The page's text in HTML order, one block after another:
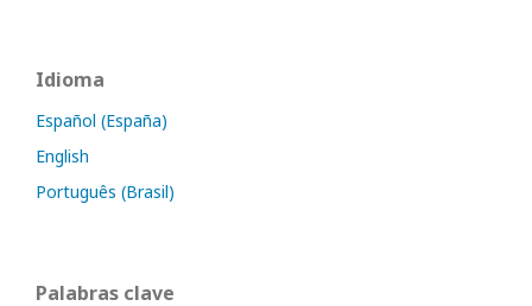
Idioma
Español (España)
English
Português (Brasil)
Palabras clave